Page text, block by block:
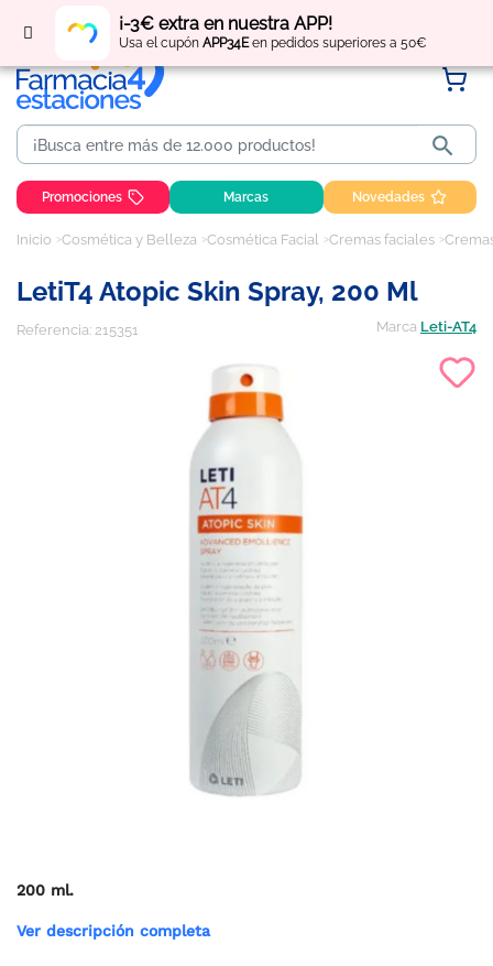
¡-3€ extra en nuestra APP!
Usa el cupón APP34Een pedidos superiores a 50€
Regístratey obtén puntos por tus compras

Promociones Marcas Novedades
Inicio Cosmética y Belleza Cosmética Facial Cremas faciales
LetiT4 Atopic Skin Spray, 200 Ml
Referencia: 215351 Marca Leti-AT4
200 ml.
Ver descripción completa